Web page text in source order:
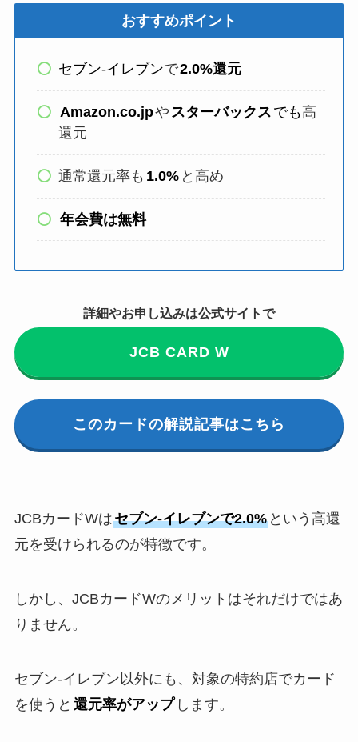
おすすめポイント
セブン-イレブンで2.0%還元
Amazon.co.jpや スターバックス でも高
還元
通常還元率も 1.0% と高め
年会費は無料
詳細やお申し込みは公式サイトで
JCB CARD W
このカードの解説記事はこちら
JCBカードWはセブン-イレブンで2.0%という高還
元を受けられるのが特徴です。
しかし、JCBカードWのメリットはそれだけではあ
りません。
セブン-イレブン以外にも、対象の特約店でカード
を使うと 還元率がアップします。